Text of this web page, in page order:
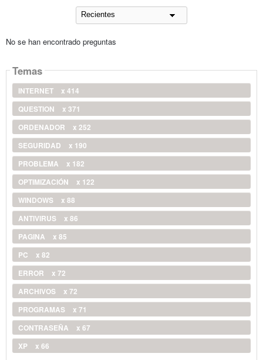
No se han encontrado preguntas
Temas
INTERNET
x 414
QUESTION
x 371
ORDENADOR
x 252
SEGURIDAD
x 190
PROBLEMA
x 182
OPTIMIZACIÓN
x 122
WINDOWS
x 88
ANTIVIRUS
x 86
PAGINA
x 85
PC
x 82
ERROR
x 72
ARCHIVOS
x 72
PROGRAMAS
x 71
CONTRASEÑA
x 67
XP
x 66